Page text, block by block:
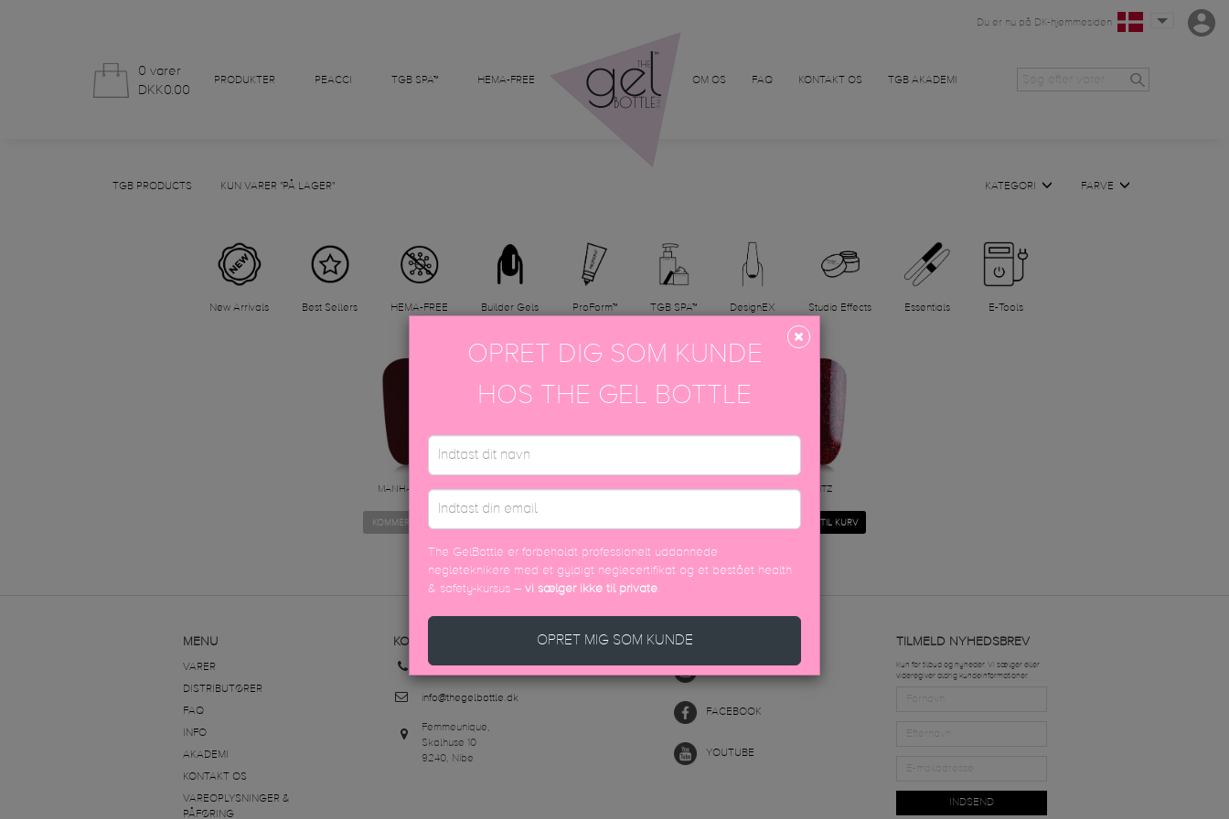
0 varer
DKK0.00
PRODUKTER PEACCI TGB SPA™ HEMA-FREE OM OS FAQ KONTAKT OS TGB AKADEMI
Du er nu på DK-hjemmesiden
TGB PRODUCTS KUN VARER "PÅ LAGER" KATEGORI FARVE
New Arrivals Best Sellers HEMA-FREE Builder Gels ProForm™ TGB SPA™ DesignEX Studio Effects Essentials E-Tools
MANHATTAN
KOMMER SNART
IVY BROADWAY GATSBY RITZ
TILFØJ TIL KURV
MENU
VARER
DISTRIBUTØRER
FAQ
INFO
AKADEMI
KONTAKT OS
VAREOPLYSNINGER &
PÅFØRING
KONTAKT OS
+45 70605001
info@thegelbottle.dk
Femmeunique,
Skalhuse 10
9240, Nibe
FØLG OS
FACEBOOK
YOUTUBE
TILMELD NYHEDSBREV
Kun for tilbud og nyheder. Vi sælger eller
videregiver aldrig kundeinformationer.
INDSEND
OPRET DIG SOM KUNDE
HOS THE GEL BOTTLE
The GelBottle er forbeholdt professionelt uddannede
negleteknikere med et gyldigt neglecertifikat og et bestået health
& safety-kursus – vi sælger ikke til private.
OPRET MIG SOM KUNDE